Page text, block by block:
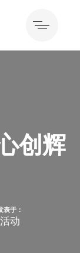
创辉
表于：
活动